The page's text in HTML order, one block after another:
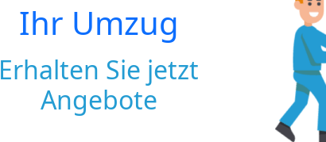
Ihr Umzug
Erhalten Sie jetzt
Angebote